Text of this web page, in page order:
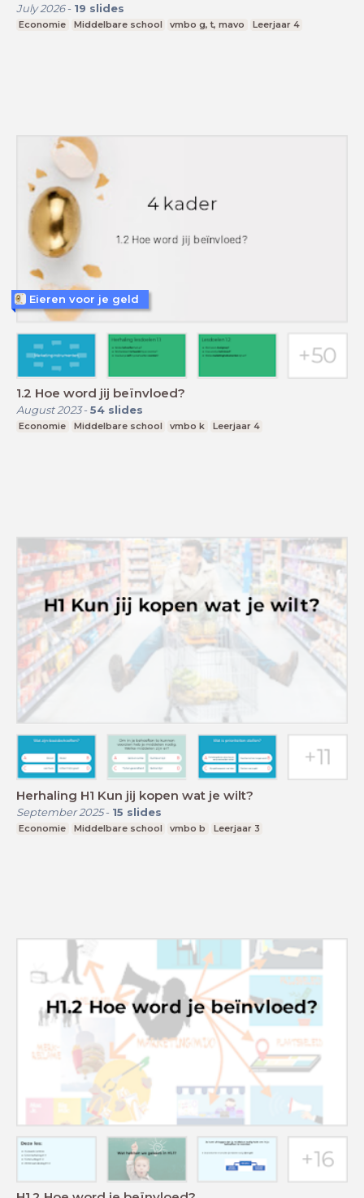
July 2026- 19 slides
Economie Middelbare school vmbo g, t, mavo Leerjaar 4
1.2 Hoe word jij beïnvloed?
August 2023- 54 slides
Economie Middelbare school vmbo k Leerjaar 4
Eieren voor je geld
Herhaling H1 Kun jij kopen wat je wilt?
September 2025- 15 slides
Economie Middelbare school vmbo b Leerjaar 3